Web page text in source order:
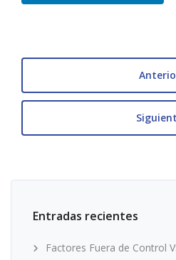
Entradas recientes
Factores Fuera de Control